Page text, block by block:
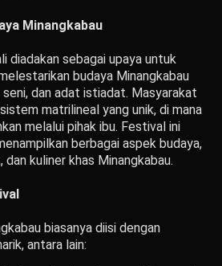
Minangkabau
diadakan sebagai upaya untuk
budaya Minangkabau
seni, dan adat istiadat. Masyarakat
matrilineal yang unik, di mana
melalui pihak ibu. Festival ini
berbagai aspek budaya,
kuliner khas Minangkabau.
biasanya diisi dengan
antara lain: